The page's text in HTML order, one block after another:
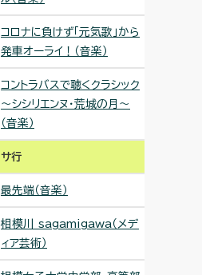
コロナに負けず「元気歌」から
発車オーライ！（音楽）
コントラバスで聴くクラシック
～シシリエンヌ・荒城の月～
（音楽）
サ行
最先端（音楽）
相模川 sagamigawa（メデ
ィア芸術）